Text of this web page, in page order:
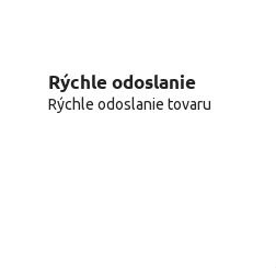
Rýchle odoslanie
Rýchle odoslanie tovaru